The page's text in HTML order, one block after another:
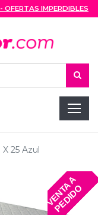
OFERTAS IMPERDIBLES
25 Azul
V
E
N
T
A
A
P
E
D
I
D
O